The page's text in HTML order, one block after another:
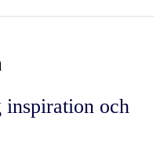
inspiration och